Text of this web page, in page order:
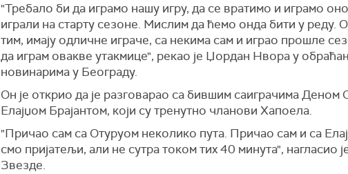
"Требало би да играмо нашу игру, да се вратимо и играмо
играли на старту сезоне. Мислим да ћемо онда бити у реду.
тим, имају одличне играче, са некима сам и играо прошле
да играм овакве утакмице", рекао је Џордан Нвора у
новинарима у Београду.
Он је открио да је разговарао са бившим саиграчима Деном
Елајџом Брајантом, који су тренутно чланови Хапоела.
"Причао сам са Отуруом неколико пута. Причао сам и са
смо пријатељи, али не сутра током тих 40 минута", нагласио
Звезде.